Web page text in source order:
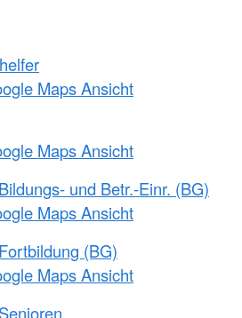
Maps Ansicht
Maps Ansicht
und Betr.-Einr. (BG)
Maps Ansicht
(BG)
Maps Ansicht